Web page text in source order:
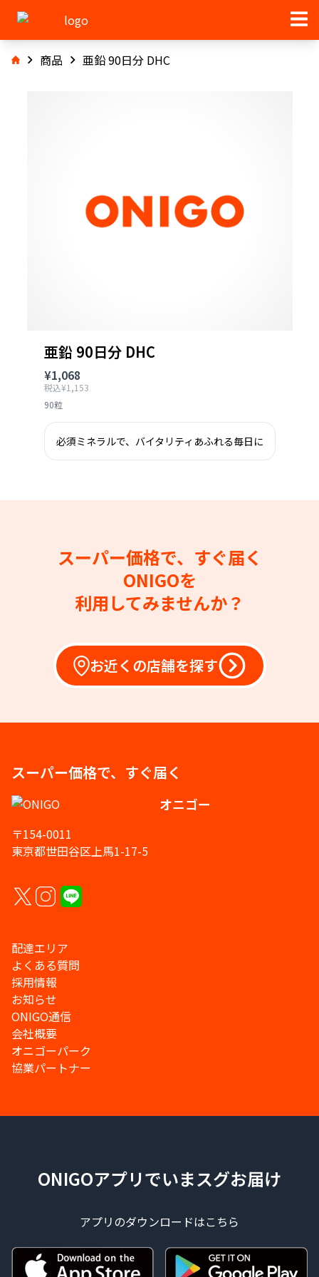
商品 亜鉛 90日分 DHC
亜鉛 90日分 DHC
¥1,068
税込¥1,153
90粒
必須ミネラルで、バイタリティあふれる毎日に
スーパー価格で、すぐ届く
ONIGOを
利用してみませんか？
お近くの店舗を探す
スーパー価格で、すぐ届く
オニゴー
〒154-0011
東京都世田谷区上馬1-17-5
配達エリア
よくある質問
採用情報
お知らせ
ONIGO通信
会社概要
オニゴーパーク
協業パートナー
ONIGOアプリでいまスグお届け
アプリのダウンロードはこちら